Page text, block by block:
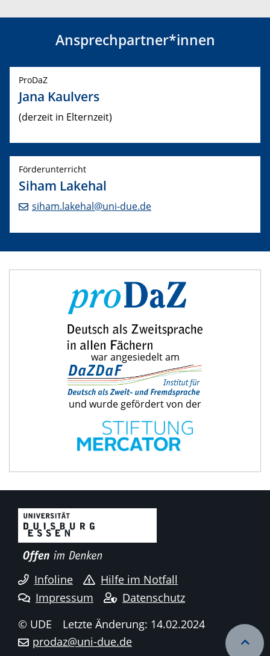
Ansprechpartner*innen
ProDaZ
Jana Kaulvers
(derzeit in Elternzeit)
Förderunterricht
Siham Lakehal
siham.lakehal@uni-due.de
war angesiedelt am
und wurde gefördert von der
Infoline
Hilfe im Notfall
Impressum
Datenschutz
© UDE
Letzte Änderung: 14.02.2024
prodaz@uni-due.de